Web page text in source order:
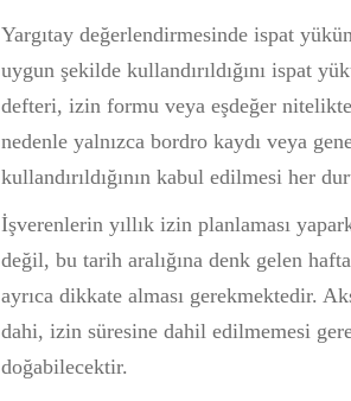
Yargıtay değerlendirmesinde ispat
uygun şekilde kullandırıldığını ispat
defteri, izin formu veya eşdeğer
nedenle yalnızca bordro kaydı veya
kullandırıldığının kabul edilmesi her
İşverenlerin yıllık izin planlaması
değil, bu tarih aralığına denk gelen
ayrıca dikkate alması gerekmektedir.
dahi, izin süresine dahil edilmemesi
doğabilecektir.